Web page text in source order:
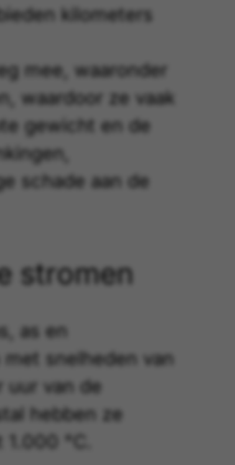
kilometers
mee, waaronder
waardoor ze vaak
gewicht en de
schade aan de
stromen
as en
snelheden van
uur van de
hebben ze
°C.